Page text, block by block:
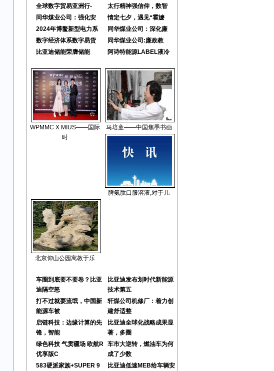
全球数字贸易亚洲行-
太行精神强信仰，数智
同华煤业公司：强化安
情定七夕，遇见“霍嬷
2024年博鳌新型电力系
同华煤业公司：深化廉
数字经济体系数字易货
同华煤业公司:廉政教
比亚迪储能荣膺储能
阿诗特能源LABEL液冷
WPMMC X MIUS——国际
时
马培童——中国焦墨书画
脾氨肽口服溶液,对于儿
北京仰山公园寓教于乐
车圈到底要不要卷？比亚
迪隔空怒
比亚迪发布划时代新能源
技术第五
打不过就耍流氓，中国新
能源车被
轩煤公司机修厂：着力创
建舒适整
启链科技：边缘计算的先
锋，智能
比亚迪全球化战略成果显
著，多圈
绿色科技 气贯疆场 欧航R
优享版C
车市大逆转，燃油车为何
成了少数
583硬派家族+SUPER 9
比亚迪低速MEB给车辆安